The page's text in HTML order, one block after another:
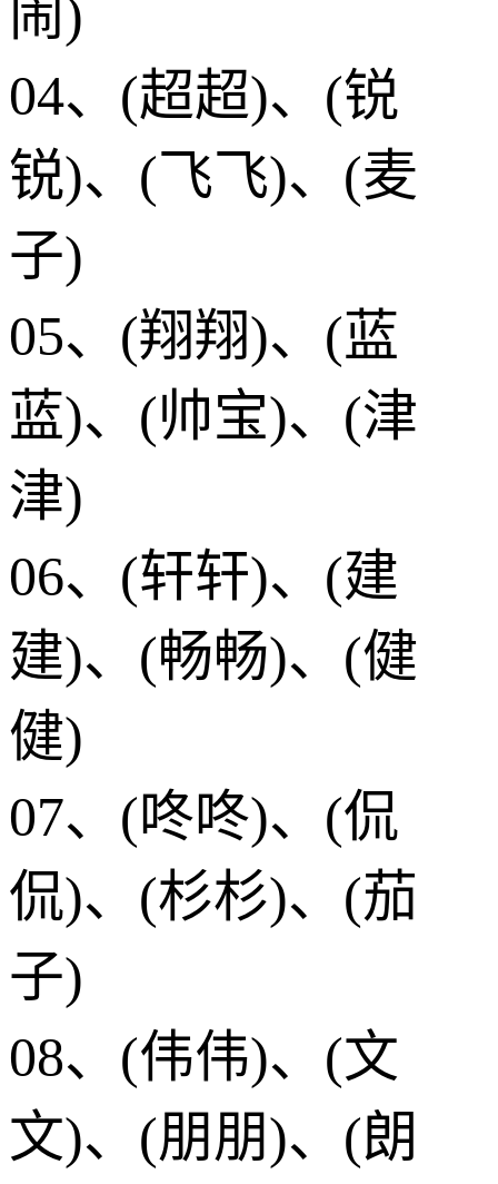
闹)
04、(超超)、(锐
锐)、(飞飞)、(麦
子)
05、(翔翔)、(蓝
蓝)、(帅宝)、(津
津)
06、(轩轩)、(建
建)、(畅畅)、(健
健)
07、(咚咚)、(侃
侃)、(杉杉)、(茄
子)
08、(伟伟)、(文
文)、(朋朋)、(朗